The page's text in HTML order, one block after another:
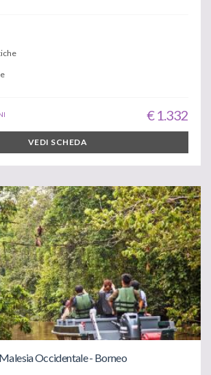
€ 1.332
VEDI SCHEDA
Occidentale - Borneo